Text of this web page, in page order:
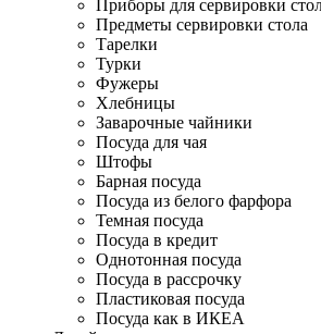
Приборы для сервировки
Предметы сервировки стола
Тарелки
Турки
Фужеры
Хлебницы
Заварочные чайники
Посуда для чая
Штофы
Барная посуда
Посуда из белого фарфора
Темная посуда
Посуда в кредит
Однотонная посуда
Посуда в рассрочку
Пластиковая посуда
Посуда как в ИКЕА